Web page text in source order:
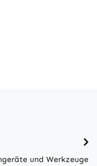
und Werkzeuge